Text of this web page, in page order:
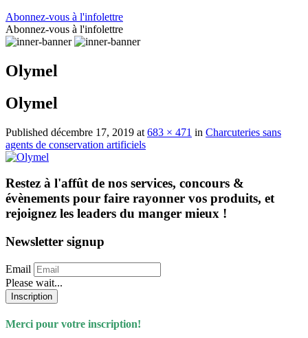
Abonnez-vous à l'infolettre
Abonnez-vous à l'infolettre
Olymel
Olymel
Published décembre 17, 2019 at 683 × 471 in Charcuteries sans
agents de conservation artificiels
Restez à l'affût de nos services, concours &
évènements pour faire rayonner vos produits, et
rejoignez les leaders du manger mieux !
Newsletter signup
Email
Please wait...
Inscription
Merci pour votre inscription!